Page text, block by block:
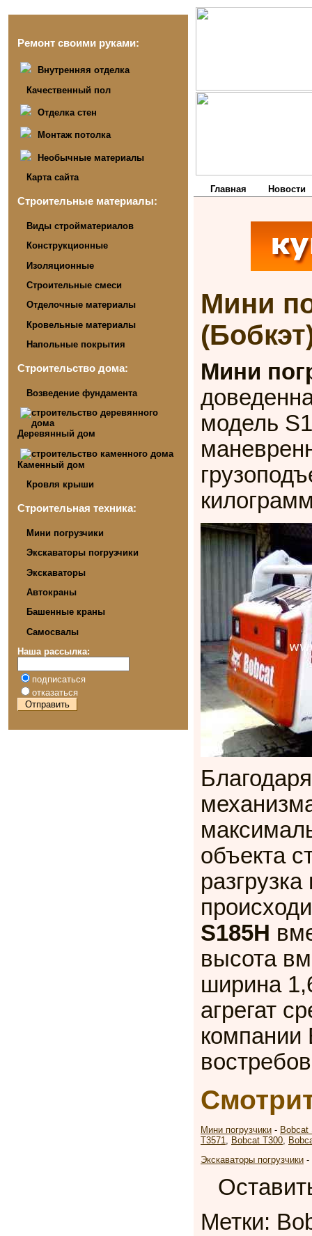
Ремонт своими руками:
Внутренняя отделка
Качественный пол
Отделка стен
Монтаж потолка
Необычные материалы
Карта сайта
Строительные материалы:
Виды стройматериалов
Конструкционные
Изоляционные
Строительные смеси
Отделочные материалы
Кровельные материалы
Напольные покрытия
Строительство дома:
Возведение фундамента
Деревянный дом
Каменный дом
Кровля крыши
Строительная техника:
Мини погрузчики
Экскаваторы погрузчики
Экскаваторы
Автокраны
Башенные краны
Самосвалы
Наша рассылка:
подписаться
отказаться
Главная Новости
Мини
Мини
модель
объекта
S185H
высота
ширина
агрегат
компании
Мини погрузчики - Bobcat
T3571
Bobcat T300
Экскаваторы погрузчики -
Метки: